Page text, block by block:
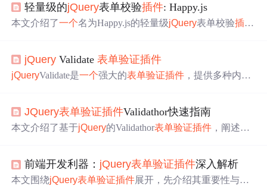
轻量级的jQuery表单校验插件: Happy.js
本文介绍了一个名为Happy.js的轻量级jQuery表单校验插件
简化表单验证过程的开发者。
jQuery Validate表单验证插件
jQueryValidate是一个强大的表单验证插件 ，提供多种内置
库和Validation插件，可以轻松实现表单验证。文章通过实
例展示了如何设置验证规则，优化错误提示，并提供了完
JQuery表单验证插件Validathor快速指南
本文介绍了基于jQuery的Validathor表单验证插件 ，阐述了
时反馈、自定义规则配置、浏览器兼容性及一次性验证等
内容，还给出示例代码和事件监听处理策略。
前端开发利器： jQuery表单验证插件深入解析
本文围绕jQuery表单验证插件展开，先介绍其重要性与优